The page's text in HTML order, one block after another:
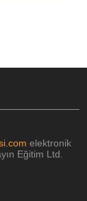
elektronik
Eğitim Ltd.